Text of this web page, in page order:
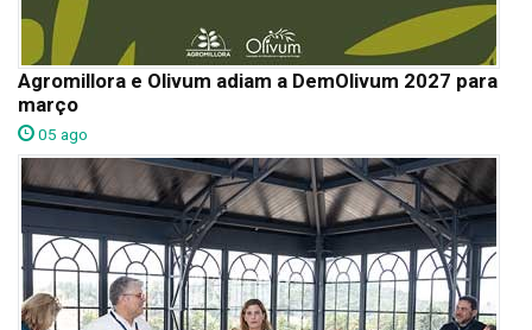
Agromillora e Olivum adiam a DemOlivum 2027 para
março
05 ago